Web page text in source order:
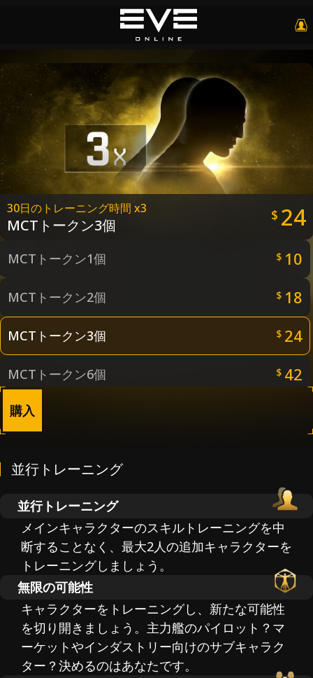
30日のトレーニング時間 x3
MCTトークン3個
$ 24
MCTトークン1個 $ 10
MCTトークン2個 $ 18
MCTトークン3個 $ 24
MCTトークン6個 $ 42
MCTトークン12個
購入
並行トレーニング
並行トレーニング
メインキャラクターのスキルトレーニングを中
断することなく、最大2人の追加キャラクターを
トレーニングしましょう。
無限の可能性
キャラクターをトレーニングし、新たな可能性
を切り開きましょう。主力艦のパイロット？マ
ーケットやインダストリー向けのサブキャラク
ター？決めるのはあなたです。